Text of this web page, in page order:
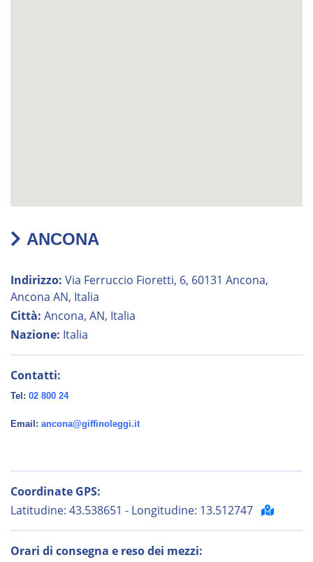
ANCONA
Indirizzo: Via Ferruccio Fioretti, 6, 60131 Ancona,
Ancona AN, Italia
Città: Ancona, AN, Italia
Nazione: Italia
Contatti:
Tel: 02 800 24
Email: ancona@giffinoleggi.it
Coordinate GPS:
Latitudine: 43.538651 - Longitudine: 13.512747
Orari di consegna e reso dei mezzi: